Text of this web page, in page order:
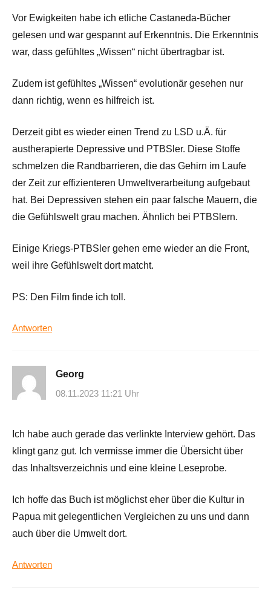
Vor Ewigkeiten habe ich etliche Castaneda-Bücher
gelesen und war gespannt auf Erkenntnis. Die Erkenntnis
war, dass gefühltes „Wissen“ nicht übertragbar ist.
Zudem ist gefühltes „Wissen“ evolutionär gesehen nur
dann richtig, wenn es hilfreich ist.
Derzeit gibt es wieder einen Trend zu LSD u.Ä. für
austherapierte Depressive und PTBSler. Diese Stoffe
schmelzen die Randbarrieren, die das Gehirn im Laufe
der Zeit zur effizienteren Umweltverarbeitung aufgebaut
hat. Bei Depressiven stehen ein paar falsche Mauern, die
die Gefühlswelt grau machen. Ähnlich bei PTBSlern.
Einige Kriegs-PTBSler gehen erne wieder an die Front,
weil ihre Gefühlswelt dort matcht.
PS: Den Film finde ich toll.
Antworten
Georg
08.11.2023 11:21 Uhr
Ich habe auch gerade das verlinkte Interview gehört. Das
klingt ganz gut. Ich vermisse immer die Übersicht über
das Inhaltsverzeichnis und eine kleine Leseprobe.
Ich hoffe das Buch ist möglichst eher über die Kultur in
Papua mit gelegentlichen Vergleichen zu uns und dann
auch über die Umwelt dort.
Antworten